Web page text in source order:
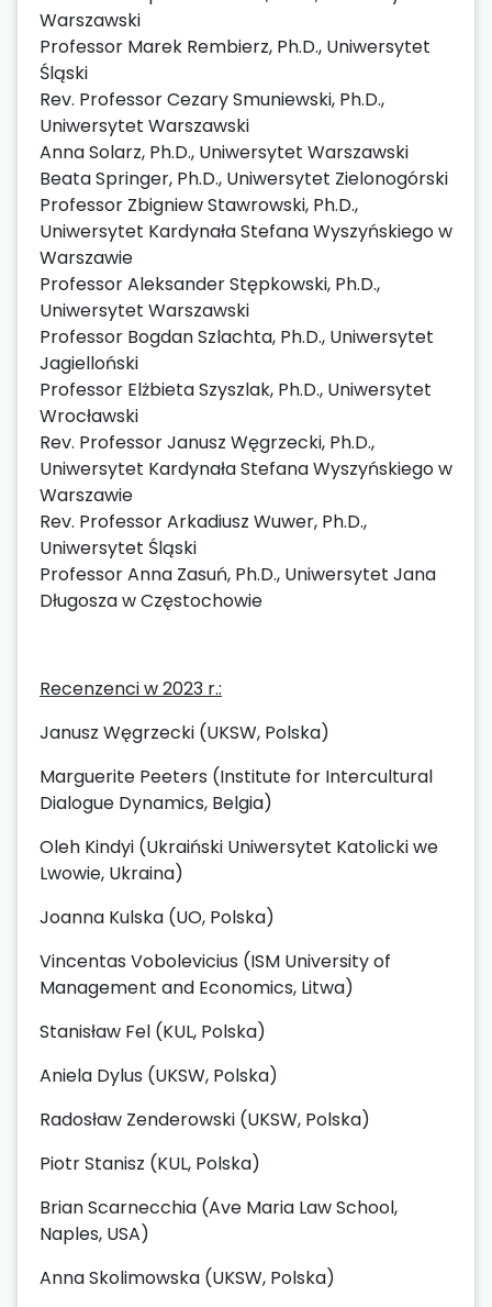
Warszawski
Professor Marek Rembierz, Ph.D., Uniwersytet
Śląski
Rev. Professor Cezary Smuniewski, Ph.D.,
Uniwersytet Warszawski
Anna Solarz, Ph.D., Uniwersytet Warszawski
Beata Springer, Ph.D., Uniwersytet Zielonogórski
Professor Zbigniew Stawrowski, Ph.D.,
Uniwersytet Kardynała Stefana Wyszyńskiego w
Warszawie
Professor Aleksander Stępkowski, Ph.D.,
Uniwersytet Warszawski
Professor Bogdan Szlachta, Ph.D., Uniwersytet
Jagielloński
Professor Elżbieta Szyszlak, Ph.D., Uniwersytet
Wrocławski
Rev. Professor Janusz Węgrzecki, Ph.D.,
Uniwersytet Kardynała Stefana Wyszyńskiego w
Warszawie
Rev. Professor Arkadiusz Wuwer, Ph.D.,
Uniwersytet Śląski
Professor Anna Zasuń, Ph.D., Uniwersytet Jana
Długosza w Częstochowie
Recenzenci w 2023 r.:
Janusz Węgrzecki (UKSW, Polska)
Marguerite Peeters (Institute for Intercultural
Dialogue Dynamics, Belgia)
Oleh Kindyi (Ukraiński Uniwersytet Katolicki we
Lwowie, Ukraina)
Joanna Kulska (UO, Polska)
Vincentas Vobolevicius (ISM University of
Management and Economics, Litwa)
Stanisław Fel (KUL, Polska)
Aniela Dylus (UKSW, Polska)
Radosław Zenderowski (UKSW, Polska)
Piotr Stanisz (KUL, Polska)
Brian Scarnecchia (Ave Maria Law School,
Naples, USA)
Anna Skolimowska (UKSW, Polska)